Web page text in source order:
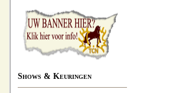
Shows & Keuringen